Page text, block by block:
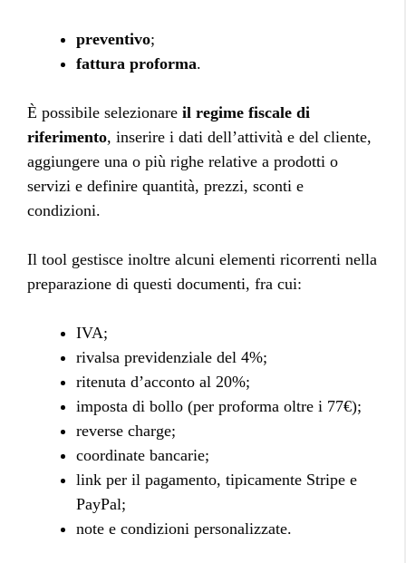
preventivo;
fattura proforma.
È possibile selezionare il regime fiscale di
riferimento, inserire i dati dell’attività e del cliente,
aggiungere una o più righe relative a prodotti o
servizi e definire quantità, prezzi, sconti e
condizioni.
Il tool gestisce inoltre alcuni elementi ricorrenti nella
preparazione di questi documenti, fra cui:
IVA;
rivalsa previdenziale del 4%;
ritenuta d’acconto al 20%;
imposta di bollo (per proforma oltre i 77€);
reverse charge;
coordinate bancarie;
link per il pagamento, tipicamente Stripe e
PayPal;
note e condizioni personalizzate.